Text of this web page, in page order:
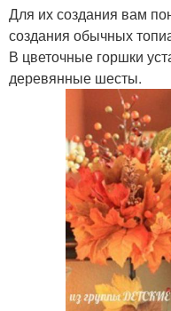
Для их создания вам
создания обычных
В цветочные горшки
деревянные шесты.